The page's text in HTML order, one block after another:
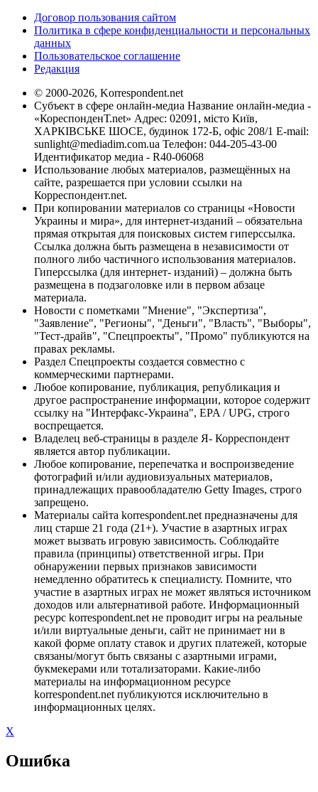
Договор пользования сайтом
Политика в сфере конфиденциальности и персональных
данных
Пользовательское соглашение
Редакция
© 2000-2026, Korrespondent.net
Субъект в сфере онлайн-медиа Название онлайн-медиа -
«КореспонденТ.net» Адрес: 02091, місто Київ,
ХАРКІВСЬКЕ ШОСЕ, будинок 172-Б, офіс 208/1 E-mail:
sunlight@mediadim.com.ua Телефон: 044-205-43-00
Идентификатор медиа - R40-06068
Использование любых материалов, размещённых на
сайте, разрешается при условии ссылки на
Корреспондент.net.
При копировании материалов со страницы «Новости
Украины и мира», для интернет-изданий – обязательна
прямая открытая для поисковых систем гиперссылка.
Ссылка должна быть размещена в независимости от
полного либо частичного использования материалов.
Гиперссылка (для интернет- изданий) – должна быть
размещена в подзаголовке или в первом абзаце
материала.
Новости с пометками "Мнение", "Экспертиза",
"Заявление", "Регионы", "Деньги", "Власть", "Выборы",
"Тест-драйв", "Спецпроекты", "Промо" публикуются на
правах рекламы.
Раздел Спецпроекты создается совместно с
коммерческими партнерами.
Любое копирование, публикация, републикация и
другое распространение информации, которое содержит
ссылку на "Интерфакс-Украина", EPA / UPG, строго
воспрещается.
Владелец веб-страницы в разделе Я- Корреспондент
является автор публикации.
Любое копирование, перепечатка и воспроизведение
фотографий и/или аудиовизуальных материалов,
принадлежащих правообладателю Getty Images, строго
запрещено.
Материалы сайта korrespondent.net предназначены для
лиц старше 21 года (21+). Участие в азартных играх
может вызвать игровую зависимость. Соблюдайте
правила (принципы) ответственной игры. При
обнаружении первых признаков зависимости
немедленно обратитесь к специалисту. Помните, что
участие в азартных играх не может являться источником
доходов или альтернативой работе. Информационный
ресурс korrespondent.net не проводит игры на реальные
и/или виртуальные деньги, сайт не принимает ни в
какой форме оплату ставок и других платежей, которые
связаны/могут быть связаны с азартными играми,
букмекерами или тотализаторами. Какие-либо
материалы на информационном ресурсе
korrespondent.net публикуются исключительно в
информационных целях.
X
Ошибка